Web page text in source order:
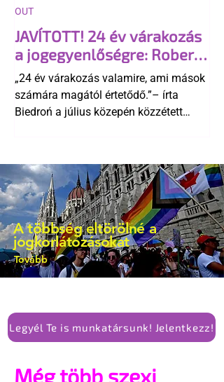
egyértelműen tiltja a házasságuk
elismerését. Közben az ellenzéken belül
is vita robbant ki arról, hogy vissza
kellene-e vonni a kormány konzervatív
alkotmánymódosítását
JAVÍTOTT! 24 év várakozás
a jogegyenlőségre: Robert
Biedroń megindító üzenete
a lengyel bejegyzett
élettársi kapcsolatokért
„24 év várakozás valamire, ami mások
számára magától értetődő.”– írta
Biedroń a július közepén közzétett
OUT
A többség eltörölné a
jogkorlátozásokat
Tovább
Legyél Te is munkatársunk! Jelentkezz!
Még több szexi